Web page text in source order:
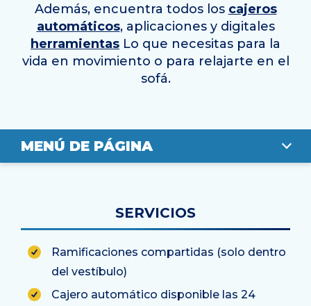
Además, encuentra todos los cajeros
automáticos, aplicaciones y digitales
herramientas Lo que necesitas para la
vida en movimiento o para relajarte en el
sofá.
MENÚ DE PÁGINA
PERSONAL
SERVICIOS
Ramificaciones compartidas (solo dentro
del vestíbulo)
Cajero automático disponible las 24